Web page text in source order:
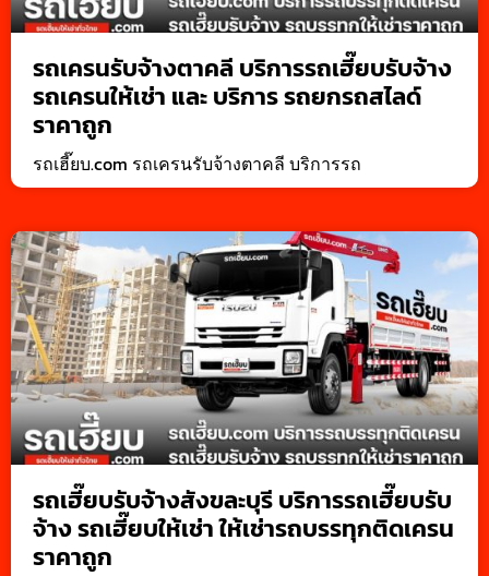
รถเครนรับจ้างตาคลี บริการรถเฮี๊ยบรับจ้าง
รถเครนให้เช่า และ บริการ รถยกรถสไลด์
ราคาถูก
รถเฮี๊ยบ.com รถเครนรับจ้างตาคลี บริการรถ
รถเฮี๊ยบรับจ้างสังขละบุรี บริการรถเฮี๊ยบรับ
จ้าง รถเฮี๊ยบให้เช่า ให้เช่ารถบรรทุกติดเครน
ราคาถูก